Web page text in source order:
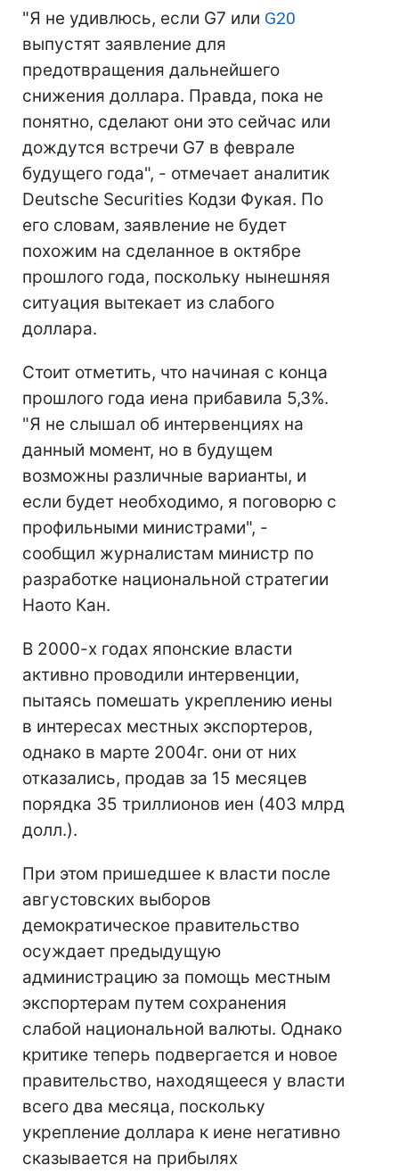
"Я не удивлюсь, если G7 или G20
выпустят заявление для
предотвращения дальнейшего
снижения доллара. Правда, пока не
понятно, сделают они это сейчас или
дождутся встречи G7 в феврале
будущего года", - отмечает аналитик
Deutsche Securities Кодзи Фукая. По
его словам, заявление не будет
похожим на сделанное в октябре
прошлого года, поскольку нынешняя
ситуация вытекает из слабого
доллара.
Стоит отметить, что начиная с конца
прошлого года иена прибавила 5,3%.
"Я не слышал об интервенциях на
данный момент, но в будущем
возможны различные варианты, и
если будет необходимо, я поговорю с
профильными министрами", -
сообщил журналистам министр по
разработке национальной стратегии
Наото Кан.
В 2000-х годах японские власти
активно проводили интервенции,
пытаясь помешать укреплению иены
в интересах местных экспортеров,
однако в марте 2004г. они от них
отказались, продав за 15 месяцев
порядка 35 триллионов иен (403 млрд
долл.).
При этом пришедшее к власти после
августовских выборов
демократическое правительство
осуждает предыдущую
администрацию за помощь местным
экспортерам путем сохранения
слабой национальной валюты. Однако
критике теперь подвергается и новое
правительство, находящееся у власти
всего два месяца, поскольку
укрепление доллара к иене негативно
сказывается на прибылях